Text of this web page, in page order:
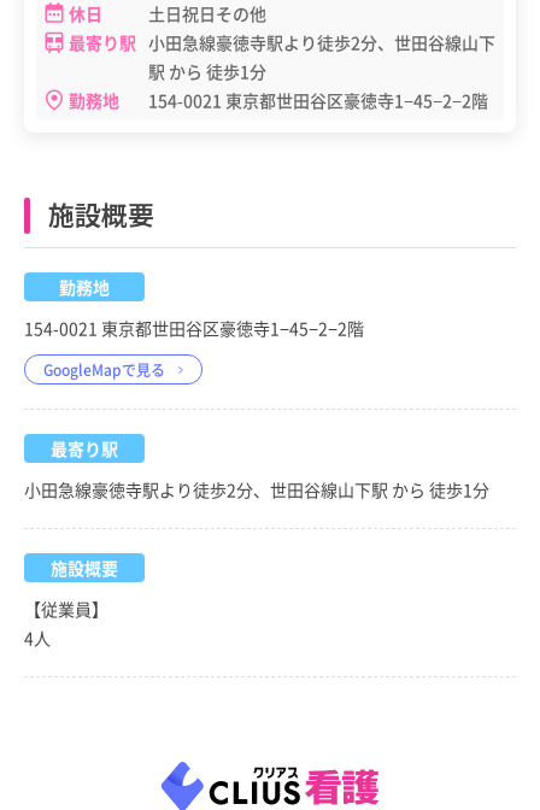
休日
土日祝日その他
最寄り駅 小田急線豪徳寺駅より徒歩2分、世田谷線山下
駅 から 徒歩1分
勤務地
154-0021 東京都世田谷区豪徳寺1−45−2−2階
施設概要
勤務地
154-0021 東京都世田谷区豪徳寺1−45−2−2階
GoogleMapで見る
最寄り駅
小田急線豪徳寺駅より徒歩2分、世田谷線山下駅 から 徒歩1分
施設概要
【従業員】
4人